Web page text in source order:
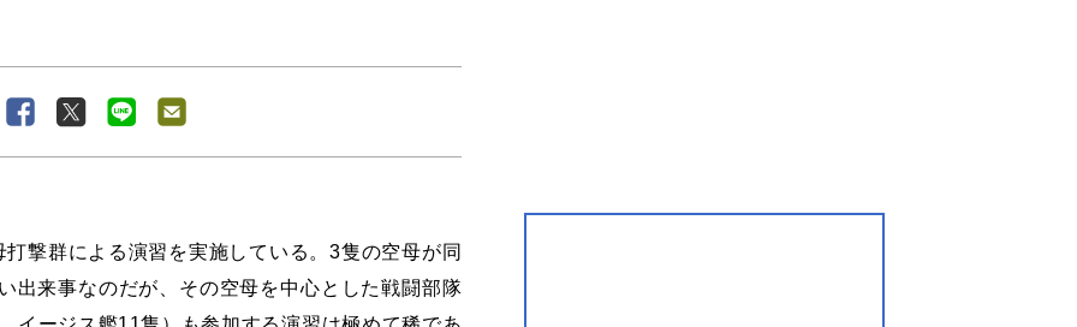
撃群による演習を実施している。3隻の空母が同
出来事なのだが、その空母を中心とした戦闘部隊